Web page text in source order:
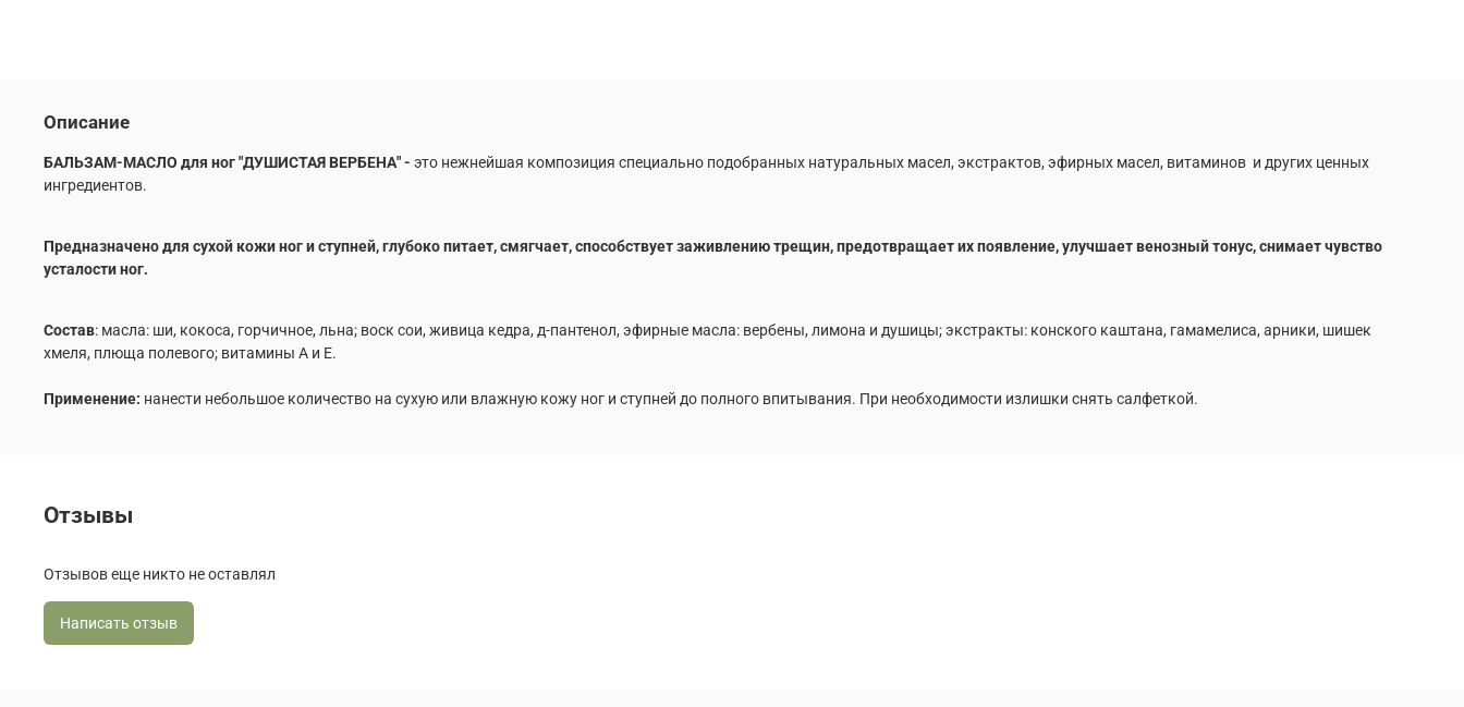
Описание
БАЛЬЗАМ-МАСЛО для ног "ДУШИСТАЯ ВЕРБЕНА" - это нежнейшая композиция специально подобранных натуральных масел, экстрактов, эфирных масел, витаминов и других ценных
ингредиентов.
Предназначено для сухой кожи ног и ступней, глубоко питает, смягчает, способствует заживлению трещин, предотвращает их появление, улучшает венозный тонус, снимает чувство
усталости ног.
Состав: масла: ши, кокоса, горчичное, льна; воск сои, живица кедра, д-пантенол, эфирные масла: вербены, лимона и душицы; экстракты: конского каштана, гамамелиса, арники, шишек
хмеля, плюща полевого; витамины А и Е.
Применение: нанести небольшое количество на сухую или влажную кожу ног и ступней до полного впитывания. При необходимости излишки снять салфеткой.
Отзывы
Отзывов еще никто не оставлял
Написать отзыв